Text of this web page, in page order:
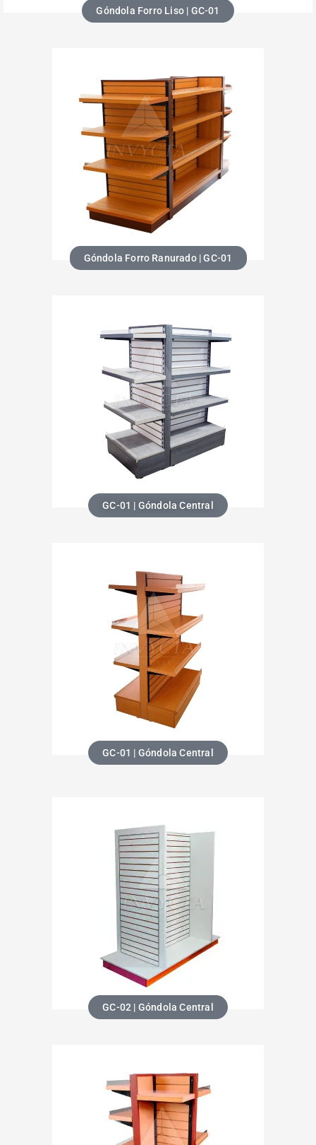
Góndola Forro Liso | GC-01
Góndola Forro Ranurado | GC-01
GC-01 | Góndola Central
GC-01 | Góndola Central
GC-02 | Góndola Central